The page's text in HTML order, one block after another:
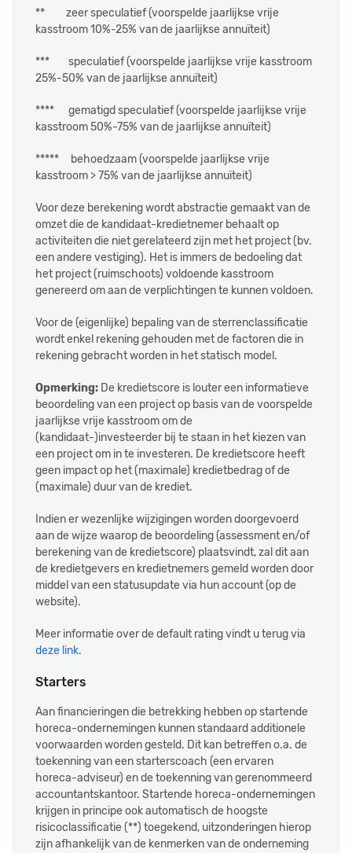
** zeer speculatief (voorspelde jaarlijkse vrije
kasstroom 10%-25% van de jaarlijkse annuïteit)
*** speculatief (voorspelde jaarlijkse vrije kasstroom
25%-50% van de jaarlijkse annuïteit)
**** gematigd speculatief(voorspelde jaarlijkse vrije
kasstroom 50%-75% van de jaarlijkse annuïteit)
***** behoedzaam (voorspelde jaarlijkse vrije
kasstroom > 75% van de jaarlijkse annuïteit)
Voor deze berekening wordt abstractie gemaakt van de
omzet die de kandidaat-kredietnemer behaalt op
activiteiten die niet gerelateerd zijn met het project (bv.
een andere vestiging). Het is immers de bedoeling dat
het project (ruimschoots) voldoende kasstroom
genereerd om aan de verplichtingen te kunnen voldoen.
Voor de (eigenlijke) bepaling van de sterrenclassificatie
wordt enkel rekening gehouden met de factoren die in
rekening gebracht worden in het statisch model.
Opmerking: De kredietscore is louter een informatieve
beoordeling van een project op basis van de voorspelde
jaarlijkse vrije kasstroom om de
(kandidaat-)investeerder bij te staan in het kiezen van
een project om in te investeren. De kredietscore heeft
geen impact op het (maximale) kredietbedrag of de
(maximale) duur van de krediet.
Indien er wezenlijke wijzigingen worden doorgevoerd
aan de wijze waarop de beoordeling (assessment en/of
berekening van de kredietscore) plaatsvindt, zal dit aan
de kredietgevers en kredietnemers gemeld worden door
middel van een statusupdate via hun account (op de
website).
Meer informatie over de default rating vindt u terug via
deze link.
Starters
Aan financieringen die betrekking hebben op startende
horeca-ondernemingen kunnen standaard additionele
voorwaarden worden gesteld. Dit kan betreffen o.a. de
toekenning van een starterscoach (een ervaren
horeca-adviseur) en de toekenning van gerenommeerd
accountantskantoor. Startende horeca-ondernemingen
krijgen in principe ook automatisch de hoogste
risicoclassificatie (**) toegekend, uitzonderingen hierop
zijn afhankelijk van de kenmerken van de onderneming